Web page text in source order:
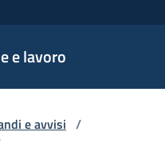
e lavoro
e avvisi /